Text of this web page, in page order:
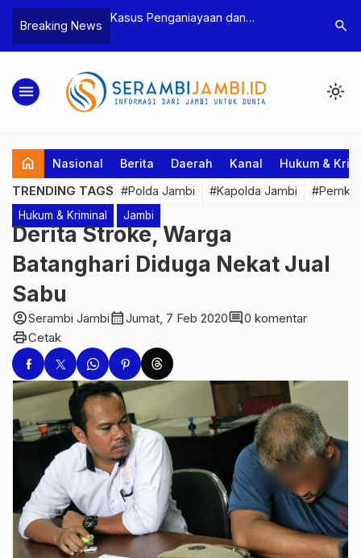
Breaking News
Kasus Penganiayaan dan
Pengancaman Ketua BPD, Polres
Tebo Tetapkan Dua Tersangka
Polres Tebo Ungkap Kasus
Dua Pelaku Pengeroyokan
search
menu light_mode
home Nasional Berita Daerah Kanal Hukum &
TRENDING TAGS #Polda Jambi #Kapolda Jambi
Hukum & Kriminal Jambi
Derita Stroke, Warga
Batanghari Diduga Nekat Jual
Sabu
account_circleSerambi Jambicalendar_monthJumat, 7 Feb 2020comment0 komentar
printCetak